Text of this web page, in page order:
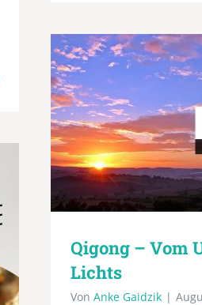
Qigong – Vom
Lichts
Von Anke Gaidzik |